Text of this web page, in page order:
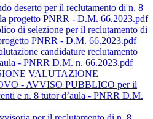
deserto per il reclutamento di n. 8
progetto PNRR - D.M. 66.2023.pdf
di selezione per il reclutamento di
PNRR - D.M. 66.2023.pdf
candidature reclutamento
- PNRR D.M. n. 66.2023.pdf
VALUTAZIONE
- AVVISO PUBBLICO per il
e n. 8 tutor d’aula - PNRR D.M.